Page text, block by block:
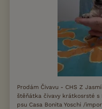
Prodám Čivavu - CHS Z
štěňátka čivavy krátkosrsté s
psu Casa Bonita Yoschi /